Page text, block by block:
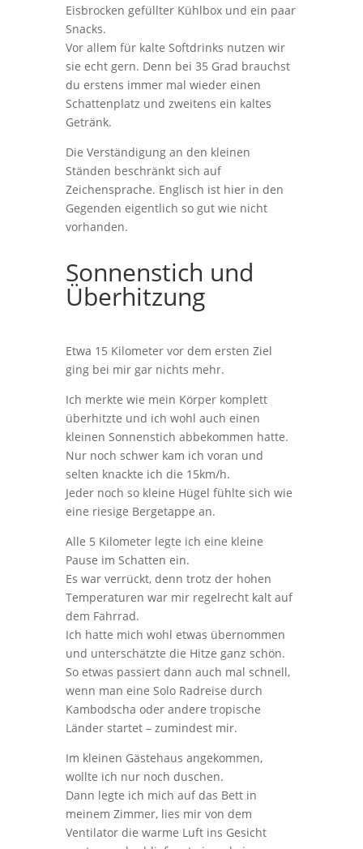
Eisbrocken gefüllter Kühlbox und ein paar
Snacks.
Vor allem für kalte Softdrinks nutzen wir
sie echt gern. Denn bei 35 Grad brauchst
du erstens immer mal wieder einen
Schattenplatz und zweitens ein kaltes
Getränk.
Die Verständigung an den kleinen
Ständen beschränkt sich auf
Zeichensprache. Englisch ist hier in den
Gegenden eigentlich so gut wie nicht
vorhanden.
Sonnenstich und
Überhitzung
Etwa 15 Kilometer vor dem ersten Ziel
ging bei mir gar nichts mehr.
Ich merkte wie mein Körper komplett
überhitzte und ich wohl auch einen
kleinen Sonnenstich abbekommen hatte.
Nur noch schwer kam ich voran und
selten knackte ich die 15km/h.
Jeder noch so kleine Hügel fühlte sich wie
eine riesige Bergetappe an.
Alle 5 Kilometer legte ich eine kleine
Pause im Schatten ein.
Es war verrückt, denn trotz der hohen
Temperaturen war mir regelrecht kalt auf
dem Fahrrad.
Ich hatte mich wohl etwas übernommen
und unterschätzte die Hitze ganz schön.
So etwas passiert dann auch mal schnell,
wenn man eine Solo Radreise durch
Kambodscha oder andere tropische
Länder startet – zumindest mir.
Im kleinen Gästehaus angekommen,
wollte ich nur noch duschen.
Dann legte ich mich auf das Bett in
meinem Zimmer, lies mir von dem
Ventilator die warme Luft ins Gesicht